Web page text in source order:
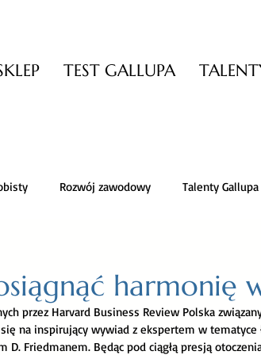
TEST GALLUPA
Rozwój zawodowy Talenty Gallupa
i trening mózgu Pewność siebie
harmonię
przez Harvard Business Review Polska
na inspirujący wywiad z ekspertem w tematyce
D. Friedmanem. Będąc pod ciągłą presją